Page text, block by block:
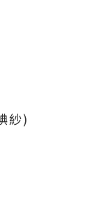
紗)